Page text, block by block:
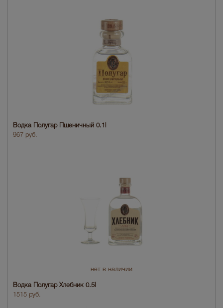
Водка Полугар Пшеничный 0.1l
967 руб.
нет в наличии
Водка Полугар Хлебник 0.5l
1515 руб.